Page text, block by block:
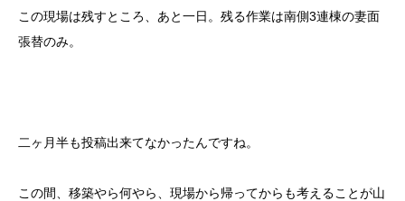
この現場は残すところ、あと一日。残る作業は南側3連棟の妻面
張替のみ。
二ヶ月半も投稿出来てなかったんですね。
この間、移築やら何やら、現場から帰ってからも考えることが山